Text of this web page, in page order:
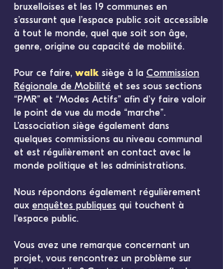
bruxelloises et les 19 communes en
s’assurant que l’espace public soit accessible
à tout le monde, quel que soit son âge,
genre, origine ou capacité de mobilité.
Pour ce faire, walk siège à la Commission
Régionale de Mobilité et ses sous sections
“PMR” et “Modes Actifs” afin d’y faire valoir
le point de vue du mode “marche”.
L’association siège également dans
quelques commissions au niveau communal
et est régulièrement en contact avec le
monde politique et les administrations.
Nous répondons également régulièrement
aux enquêtes publiques qui touchent à
l’espace public.
Vous avez une remarque concernant un
projet, vous rencontrez un problème sur